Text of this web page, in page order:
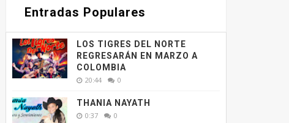
Entradas Populares
LOS TIGRES DEL NORTE
REGRESARÁN EN MARZO A
COLOMBIA
20:44 0
THANIA NAYATH
0:37 0